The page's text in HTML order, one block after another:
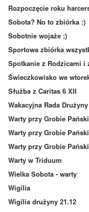
Rozpoczęcie roku
Sobota? No to zbiórka :)
Sobotnie wojaże ;)
Sportowa zbiórka
Spotkanie z Rodzicami i
Świeczkowisko we
Służba z Caritas 6 XII
Wakacyjna Rada Drużyny
Warty przy Grobie
Warty przy Grobie
Warty przy Grobie
Warty w Triduum
Wielka Sobota - warty
Wigilia
Wigilia drużyny 21.12